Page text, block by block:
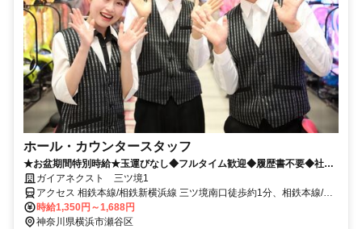
ホール・カウンタースタッフ
★お盆期間特別時給★玉運びなし◆フルタイム歓迎◆履歴書不要◆社員
登用あり
ガイアネクスト 三ツ境1
アクセス 相鉄本線/相鉄新横浜線 三ツ境南口徒歩約1分、相鉄本線/相
鉄新横浜線 希望ヶ丘南口徒歩約18分、相鉄本線/相鉄新横浜線 瀬谷北
口徒歩約29分
時給1,350円～1,688円
神奈川県横浜市瀬谷区